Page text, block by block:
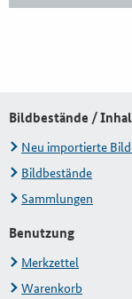
Bildbestände /
Neu importierte
Bildbestände
Sammlungen
Benutzung
Merkzettel
Warenkorb